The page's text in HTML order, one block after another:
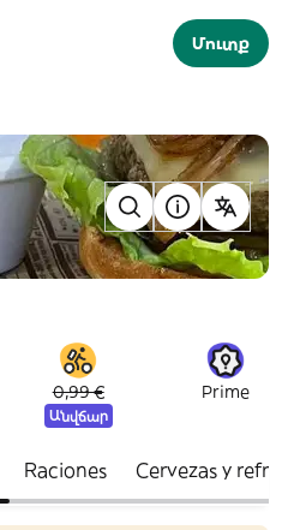
Մուտք
0,99 €
Անվճար
Prime
Raciones Cervezas y